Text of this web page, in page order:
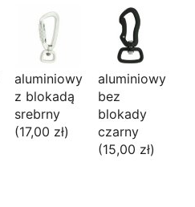
aluminiowy
z blokadą
srebrny
(17,00 zł)
aluminiowy
bez
blokady
czarny
(15,00 zł)